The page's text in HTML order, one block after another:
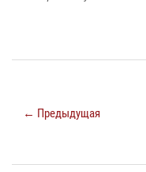
← Предыдущая